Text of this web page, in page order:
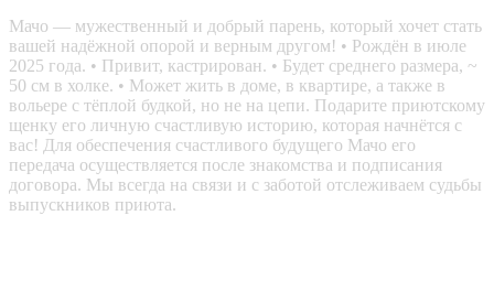
Мачо — мужественный и добрый парень, который хочет стать
вашей надёжной опорой и верным другом! • Рождён в июле
2025 года. • Привит, кастрирован. • Будет среднего размера, ~
50 см в холке. • Может жить в доме, в квартире, а также в
вольере с тёплой будкой, но не на цепи. Подарите приютскому
щенку его личную счастливую историю, которая начнётся с
вас! Для обеспечения счастливого будущего Мачо его
передача осуществляется после знакомства и подписания
договора. Мы всегда на связи и с заботой отслеживаем судьбы
выпускников приюта.